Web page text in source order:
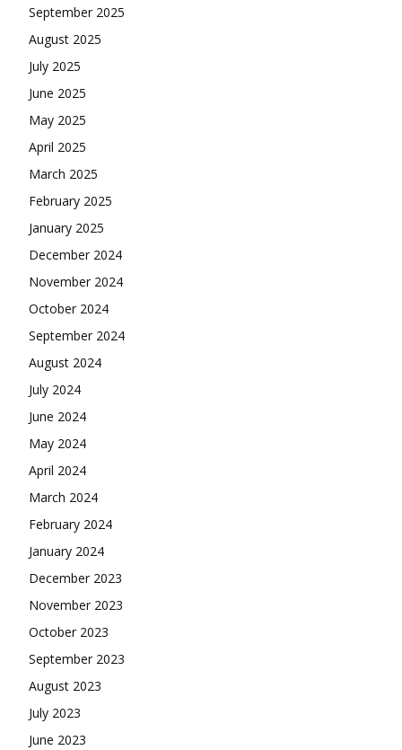
September 2025
August 2025
July 2025
June 2025
May 2025
April 2025
March 2025
February 2025
January 2025
December 2024
November 2024
October 2024
September 2024
August 2024
July 2024
June 2024
May 2024
April 2024
March 2024
February 2024
January 2024
December 2023
November 2023
October 2023
September 2023
August 2023
July 2023
June 2023